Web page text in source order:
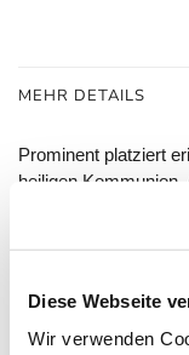
Diese Webseite
Wir verwenden
MEHR DETAILS
Prominent platziert
heiligen